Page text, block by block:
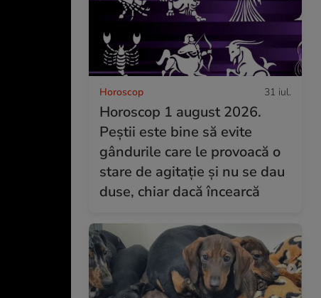
Horoscop 31 iul.
Horoscop 1 august 2026.
Peștii este bine să evite
gândurile care le provoacă o
stare de agitație și nu se dau
duse, chiar dacă încearcă